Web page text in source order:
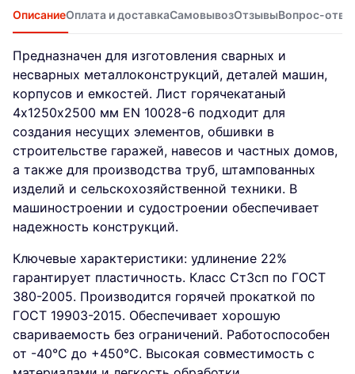
ОписаниеОплата и доставкаСамовывозОтзывыВопрос-
Предназначен для изготовления сварных и
несварных металлоконструкций, деталей машин,
корпусов и емкостей. Лист горячекатаный
4х1250х2500 мм EN 10028-6 подходит для
создания несущих элементов, обшивки в
строительстве гаражей, навесов и частных домов,
а также для производства труб, штампованных
изделий и сельскохозяйственной техники. В
машиностроении и судостроении обеспечивает
надежность конструкций.
Ключевые характеристики: удлинение 22%
гарантирует пластичность. Класс Ст3сп по ГОСТ
380-2005. Производится горячей прокаткой по
ГОСТ 19903-2015. Обеспечивает хорошую
свариваемость без ограничений. Работоспособен
от -40°C до +450°C. Высокая совместимость с